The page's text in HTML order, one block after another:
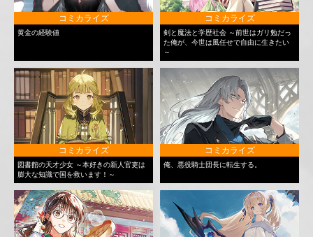
コミカライズ
黄金の経験値
コミカライズ
剣と魔法と学歴社会 ～前世はガリ勉だっ
た俺が、今世は風任せで自由に生きたい
～
コミカライズ
図書館の天才少女 ～本好きの新人官吏は
膨大な知識で国を救います！～
コミカライズ
俺、悪役騎士団長に転生する。